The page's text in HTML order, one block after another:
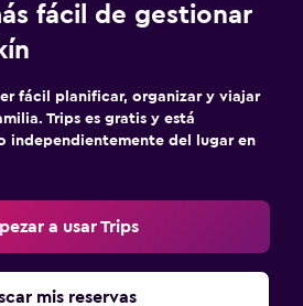
fácil de gestionar
fácil planificar, organizar y viajar
Trips es gratis y está
independientemente del lugar en
a usar Trips
mis reservas